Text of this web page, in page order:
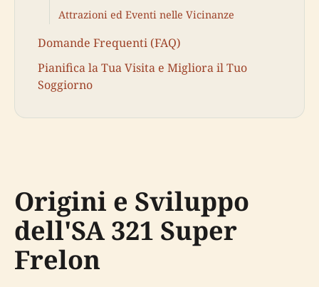
Attrazioni ed Eventi nelle Vicinanze
Domande Frequenti (FAQ)
Pianifica la Tua Visita e Migliora il Tuo
Soggiorno
Origini e Sviluppo
dell'SA 321 Super
Frelon